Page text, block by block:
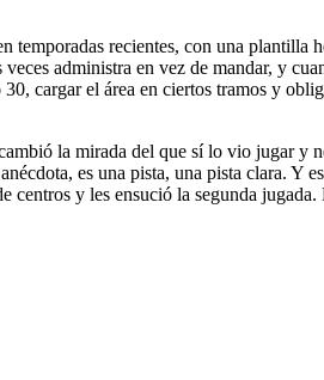
recientes, con una plantilla
administra en vez de mandar, y
cargar el área en ciertos tramos y
la mirada del que sí lo vio jugar y
es una pista, una pista clara. Y
centros y les ensució la segunda